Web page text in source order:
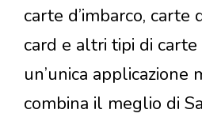
carte d’imbarco, carte
card e altri tipi di carte
un’unica applicazione
combina il meglio di